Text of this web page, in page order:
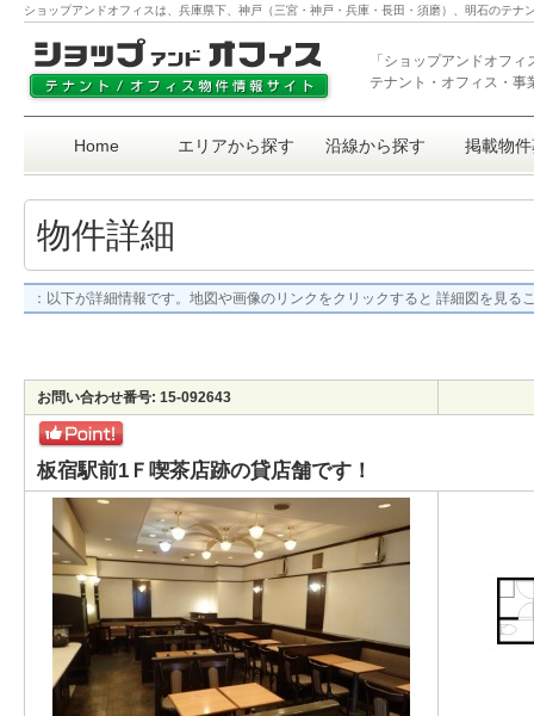
ショップアンドオフィスは、兵庫県下、神戸（三宮・神戸・兵庫・長田・須磨）、明石のテ
「ショップアンドオフ
テナント・オフィス・事
Home エリアから探す 沿線から探す 掲載物
物件詳細
：以下が詳細情報です。地図や画像のリンクをクリックすると 詳細図を見る
お問い合わせ番号: 15-092643
板宿駅前1Ｆ喫茶店跡の貸店舗です！